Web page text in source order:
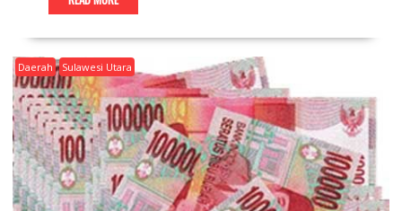
Daerah Sulawesi Utara